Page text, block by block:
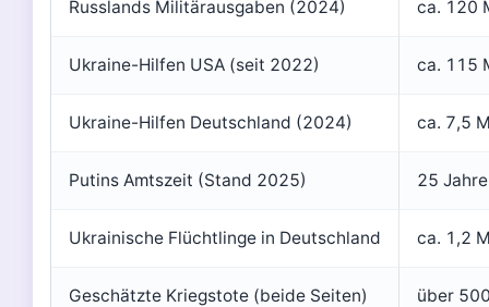
Russlands Militärausgaben (2024) ca. 120
Ukraine-Hilfen USA (seit 2022) ca. 115
Ukraine-Hilfen Deutschland (2024) ca. 7,5
Putins Amtszeit (Stand 2025) 25
Ukrainische Flüchtlinge in Deutschland ca. 1,2
Geschätzte Kriegstote (beide Seiten) über